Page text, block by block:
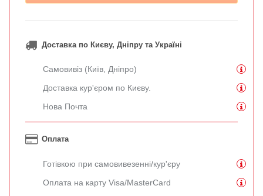
Доставка по Києву, Дніпру та Україні
Самовивіз (Київ, Дніпро)
Доставка кур'єром по Києву.
Нова Почта
Оплата
Готівкою при самовивезенні/кур'єру
Оплата на карту Visa/MasterCard